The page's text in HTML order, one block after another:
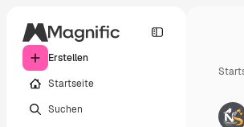
Erstellen
Startseite
Suchen